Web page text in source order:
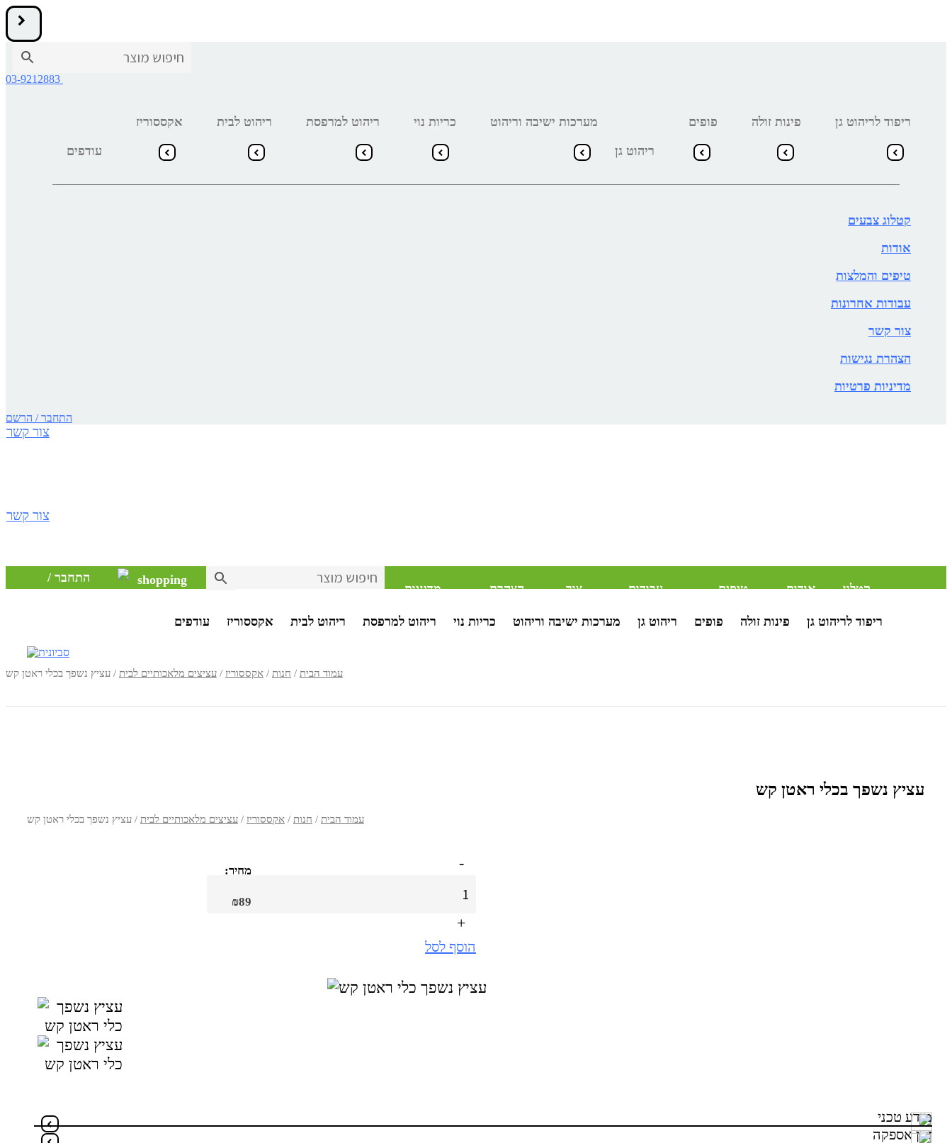
03-9212883
ריפוד לריהוט גן פינות זולה פופים
ריהוט גן
מערכות ישיבה וריהוט כריות נוי ריהוט למרפסת ריהוט לבית אקססוריז
עודפים
קטלוג צבעים
אודות
טיפים והמלצות
עבודות אחרונות
צור קשר
הצהרת נגישות
מדיניות פרטיות
התחבר / הרשם
צור קשר
צור קשר
התחבר /
0
קטלוג
אודות
טיפים
והמלצות
עבודות
צור
הצהרת
מדיניות
ריפוד לריהוט גן פינות זולה פופים ריהוט גן מערכות ישיבה וריהוט כריות נוי ריהוט למרפסת ריהוט לבית אקססוריז עודפים
עמוד הבית / חנות / אקססוריז / עציצים מלאכותיים לבית / עציץ נשפך בכלי ראטן קש
עציץ נשפך בכלי ראטן קש
עמוד הבית / חנות / אקססוריז / עציצים מלאכותיים לבית / עציץ נשפך בכלי ראטן קש
-
+
מחיר:
₪89
הוסף לסל
מידע טכני
זמן אספקה